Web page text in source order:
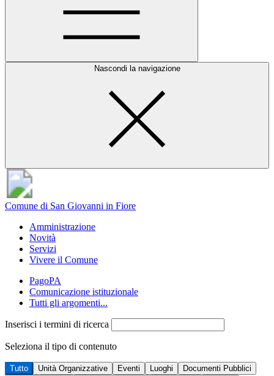
Nascondi la navigazione
Comune di San Giovanni in Fiore
Amministrazione
Novità
Servizi
Vivere il Comune
PagoPA
Comunicazione istituzionale
Tutti gli argomenti...
Inserisci i termini di ricerca
Seleziona il tipo di contenuto
Tutto Unità Organizzative Eventi Luoghi
Documenti Pubblici